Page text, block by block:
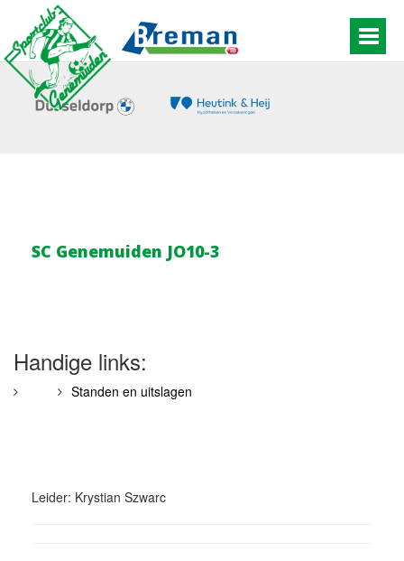
SC Genemuiden JO10-3
Handige links:
Standen en uitslagen
Leider: Krystian Szwarc